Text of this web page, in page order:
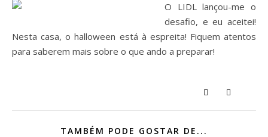
O LIDL lançou-me o
desafio, e eu aceitei!
Nesta casa, o halloween está à espreita! Fiquem atentos
para saberem mais sobre o que ando a preparar!
TAMBÉM PODE GOSTAR DE...